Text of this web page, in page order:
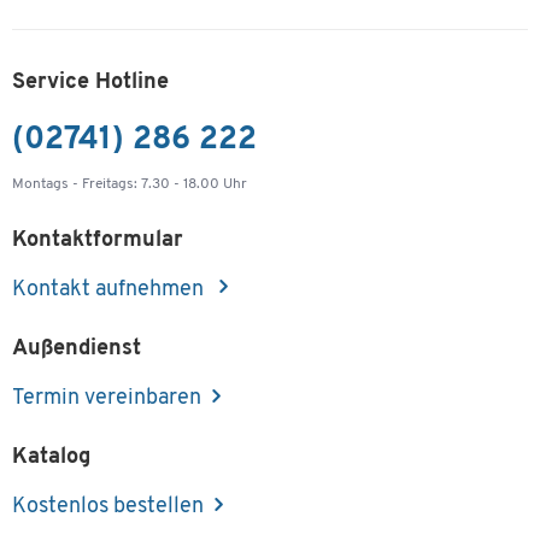
Service Hotline
(02741) 286 222
Montags - Freitags: 7.30 - 18.00 Uhr
Kontaktformular
Kontakt aufnehmen
Außendienst
Termin vereinbaren
Katalog
Kostenlos bestellen